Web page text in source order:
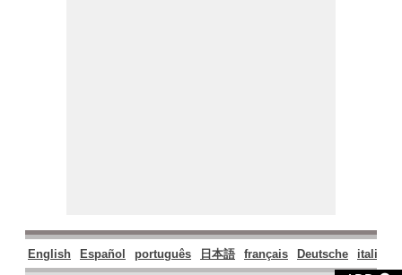
English Español português 日本語 français Deutsche italiano